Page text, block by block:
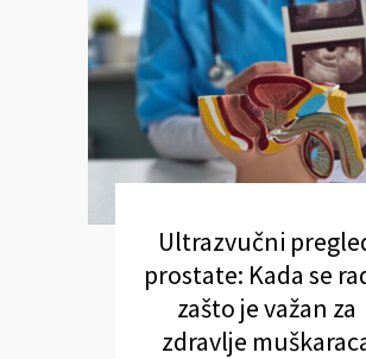
Ultrazvučni
prostate: Kada se
zašto je važan za
zdravlje